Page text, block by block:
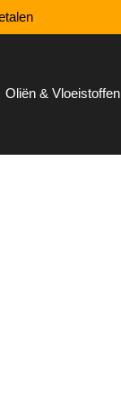
Oliën & Vloeistoffen